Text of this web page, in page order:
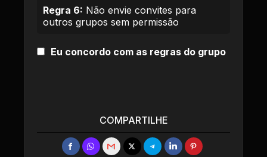
Regra 6: Não envie convites para
outros grupos sem permissão
Eu concordo com as regras do grupo
COMPARTILHE